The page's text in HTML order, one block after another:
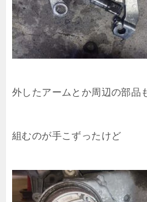
外したアームとか周辺の部品
組むのが手こずったけど